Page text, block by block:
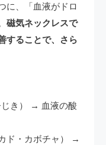
に、「血液がドロ
磁気ネックレスで
することで、さら
じき） → 血液の酸
ド・カボチャ） →